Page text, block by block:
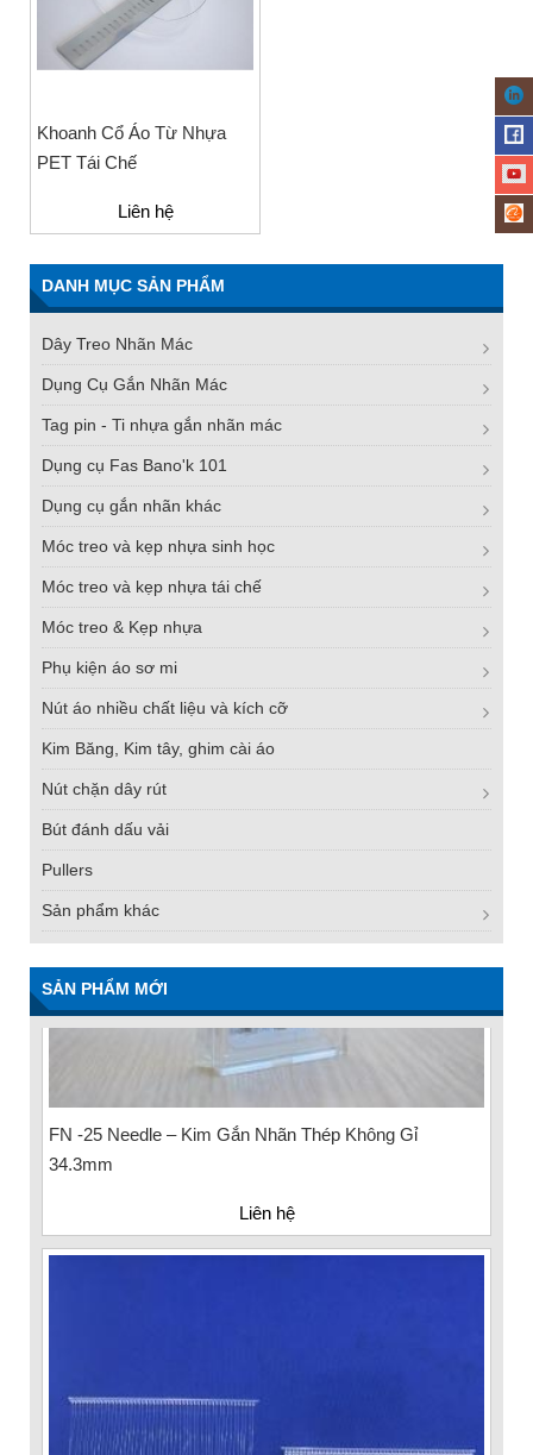
Khoanh Cổ Áo Từ Nhựa
PET Tái Chế
Liên hệ
DANH MỤC SẢN PHẨM
Dây Treo Nhãn Mác
Dụng Cụ Gắn Nhãn Mác
Tag pin - Ti nhựa gắn nhãn mác
Dụng cụ Fas Bano'k 101
Dụng cụ gắn nhãn khác
Móc treo và kẹp nhựa sinh học
Móc treo và kẹp nhựa tái chế
Móc treo & Kẹp nhựa
Phụ kiện áo sơ mi
Nút áo nhiều chất liệu và kích cỡ
Kim Băng, Kim tây, ghim cài áo
Nút chặn dây rút
Bút đánh dấu vải
Pullers
Sản phẩm khác
SẢN PHẨM MỚI
FN -25 Needle – Kim Gắn Nhãn Thép Không Gỉ
34.3mm
Liên hệ